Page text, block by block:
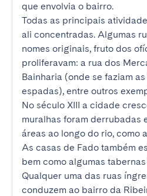
que envolvia o bairro.
Todas as principais
ali concentradas. Algumas
nomes originais, fruto dos
proliferavam: a rua dos
Bainharia (onde se faziam
espadas), entre outros
No século XIII a cidade
muralhas foram derrubadas
áreas ao longo do rio, como
As casas de Fado também
bem como algumas
Qualquer uma das ruas
conduzem ao bairro da